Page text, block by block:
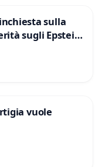
sulla
sugli Epstein
vuole